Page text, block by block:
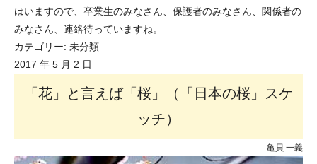
はいますので、卒業生のみなさん、保護者のみなさん、関係者の
みなさん、連絡待っていますね。
カテゴリー: 未分類
2017 年 5 月 2 日
「花」と言えば「桜」（「日本の桜」スケ
ッチ）
亀貝 一義